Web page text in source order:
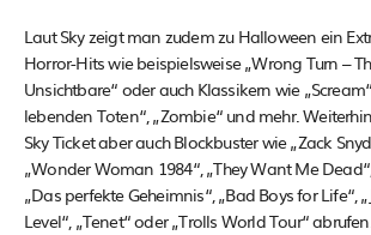
Laut Sky zeigt man zudem zu Halloween ein
Horror-Hits wie beispielsweise „Wrong Turn –
Unsichtbare“ oder auch Klassikern wie
lebenden Toten“, „Zombie“ und mehr.
Sky Ticket aber auch Blockbuster wie „Zack
„Wonder Woman 1984“, „They Want Me
„Das perfekte Geheimnis“, „Bad Boys for Life“,
Level“, „Tenet“ oder „Trolls World Tour“